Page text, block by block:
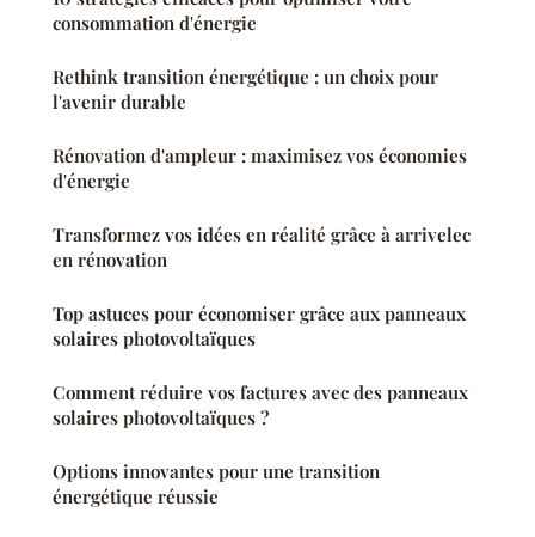
consommation d'énergie
Rethink transition énergétique : un choix pour
l'avenir durable
Rénovation d'ampleur : maximisez vos économies
d'énergie
Transformez vos idées en réalité grâce à arrivelec
en rénovation
Top astuces pour économiser grâce aux panneaux
solaires photovoltaïques
Comment réduire vos factures avec des panneaux
solaires photovoltaïques ?
Options innovantes pour une transition
énergétique réussie